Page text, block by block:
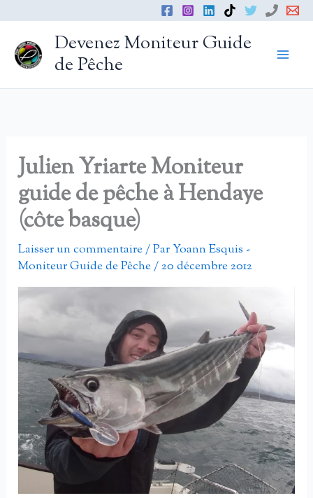
contenu
Devenez Moniteur Guide
de Pêche
Julien Yriarte Moniteur
guide de pêche à Hendaye
(côte basque)
Laisser un commentaire/ ParYoann Esquis -
Moniteur Guide de Pêche/20 décembre 2012